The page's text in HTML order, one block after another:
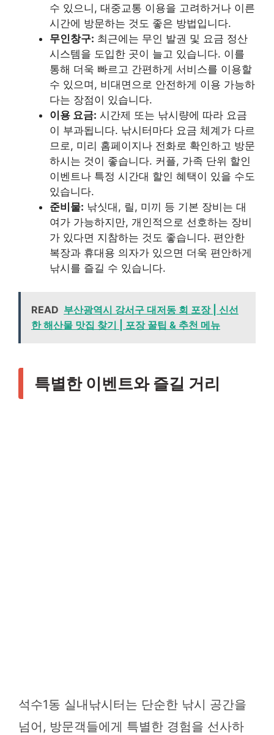
수 있으니, 대중교통 이용을 고려하거나 이른
시간에 방문하는 것도 좋은 방법입니다.
무인창구: 최근에는 무인 발권 및 요금 정산
시스템을 도입한 곳이 늘고 있습니다. 이를
통해 더욱 빠르고 간편하게 서비스를 이용할
수 있으며, 비대면으로 안전하게 이용 가능하
다는 장점이 있습니다.
이용 요금: 시간제 또는 낚시량에 따라 요금
이 부과됩니다. 낚시터마다 요금 체계가 다르
므로, 미리 홈페이지나 전화로 확인하고 방문
하시는 것이 좋습니다. 커플, 가족 단위 할인
이벤트나 특정 시간대 할인 혜택이 있을 수도
있습니다.
준비물: 낚싯대, 릴, 미끼 등 기본 장비는 대
여가 가능하지만, 개인적으로 선호하는 장비
가 있다면 지참하는 것도 좋습니다. 편안한
복장과 휴대용 의자가 있으면 더욱 편안하게
낚시를 즐길 수 있습니다.
READ 부산광역시 강서구 대저동 회 포장 | 신선
한 해산물 맛집 찾기 | 포장 꿀팁 & 추천 메뉴
특별한 이벤트와 즐길 거리
석수1동 실내낚시터는 단순한 낚시 공간을
넘어, 방문객들에게 특별한 경험을 선사하